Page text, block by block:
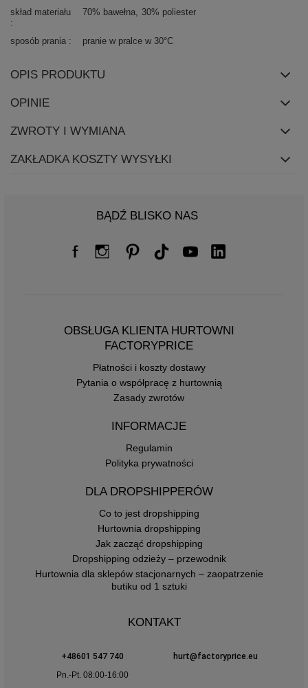
skład materiału 70% bawełna 30% poliester
sposób prania pranie w pralce w 30°C
OPIS PRODUKTU
OPINIE
ZWROTY I WYMIANA
ZAKŁADKA KOSZTY WYSYŁKI
BĄDŹ BLISKO NAS
OBSŁUGA KLIENTA HURTOWNI
FACTORYPRICE
Płatności i koszty dostawy
Pytania o współpracę z hurtownią
Zasady zwrotów
INFORMACJE
Regulamin
Polityka prywatności
DLA DROPSHIPPERÓW
Co to jest dropshipping
Hurtownia dropshipping
Jak zacząć dropshipping
Dropshipping odzieży – przewodnik
Hurtownia dla sklepów stacjonarnych – zaopatrzenie
butiku od 1 sztuki
KONTAKT
+48601 547 740
hurt@factoryprice.eu
Pn.-Pt. 08:00-16:00